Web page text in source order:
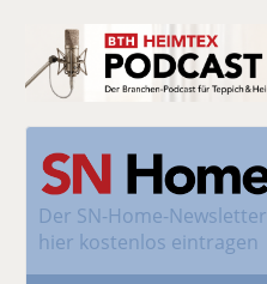
Der SN-Home-Newsletter
hier kostenlos eintragen